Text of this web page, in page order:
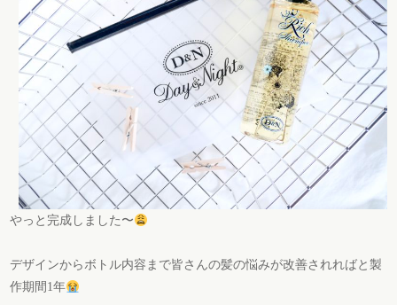
やっと完成しました〜
デザインからボトル内容まで皆さんの髪の悩みが改善されればと製
作期間1年